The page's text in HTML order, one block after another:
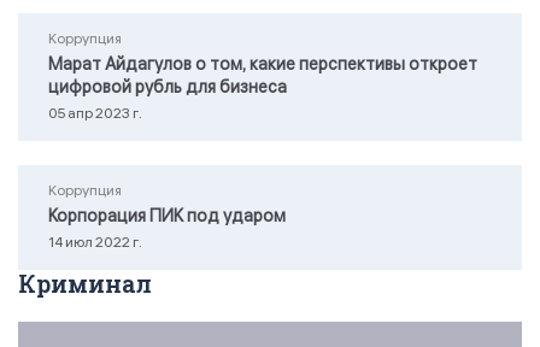
Коррупция
Марат Айдагулов о том, какие перспективы откроет
цифровой рубль для бизнеса
05 апр 2023 г.
Коррупция
Корпорация ПИК под ударом
14 июл 2022 г.
Криминал